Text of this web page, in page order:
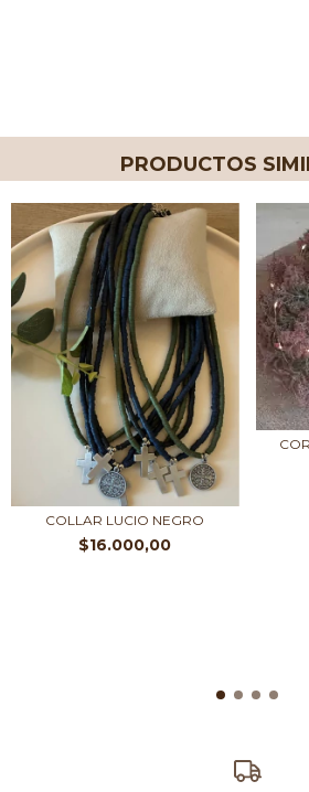
PRODUCTOS
COLLAR LUCIO NEGRO
$16.000,00